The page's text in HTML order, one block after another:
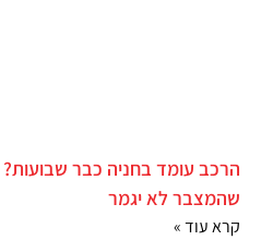
הרכב עומד בחניה כבר
שהמצבר לא יגמר
קרא עוד »